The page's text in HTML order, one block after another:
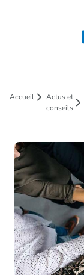
Accueil
Actus et
conseils